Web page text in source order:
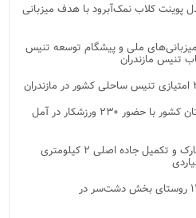
پوینت کلاب نمک‌آبرود با هدف میزبانی
ملی و پیشگام توسعه تنیس
تنیس مازندران
رقابت‌های کشتی آزاد پیشکسوتان کشور با حضور ۲۳۰ ورزشکار در آمل
پایان پروژه نیمه‌تمام ۱۵ ساله پارک و تکمیل جاده اصلی ۲ کیلومتری
بازدید میدانی فرماندار آمل از ۱۴ روستای بخش دشت‌سر در